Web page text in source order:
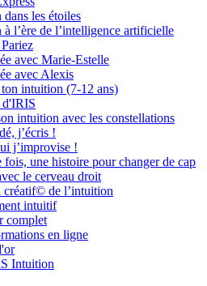
les étoiles
à l’ère de l’intelligence artificielle
avec Marie-Estelle
avec Alexis
ton intuition (7-12 ans)
d'IRIS
intuition avec les constellations
j’écris !
j’improvise !
fois, une histoire pour changer de cap
le cerveau droit
créatif© de l’intuition
intuitif
complet
en ligne
Intuition